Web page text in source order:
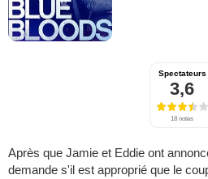
Spectateurs
3,6
18 notes
Après que Jamie et Eddie ont
demande s'il est approprié que le